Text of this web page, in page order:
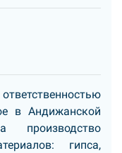
в Андижанской
производство
гипса,